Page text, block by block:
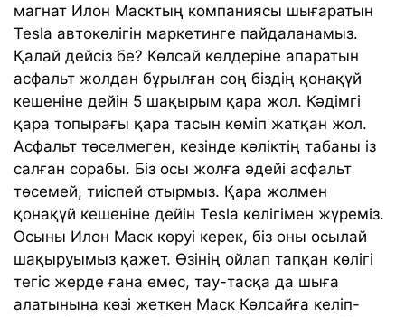
магнат Илон Масктың компаниясы шығаратын
Tesla автокөлігін маркетинге пайдаланамыз.
Қалай дейсіз бе? Көлсай көлдеріне апаратын
асфальт жолдан бұрылған соң біздің қонақүй
кешеніне дейін 5 шақырым қара жол. Кәдімгі
қара топырағы қара тасын көміп жатқан жол.
Асфальт төселмеген, кезінде көліктің табаны із
салған сорабы. Біз осы жолға әдейі асфальт
төсемей, тиіспей отырмыз. Қара жолмен
қонақүй кешеніне дейін Tesla көлігімен жүреміз.
Осыны Илон Маск көруі керек, біз оны осылай
шақыруымыз қажет. Өзінің ойлап тапқан көлігі
тегіс жерде ғана емес, тау-тасқа да шыға
алатынына көзі жеткен Маск Көлсайға келіп-